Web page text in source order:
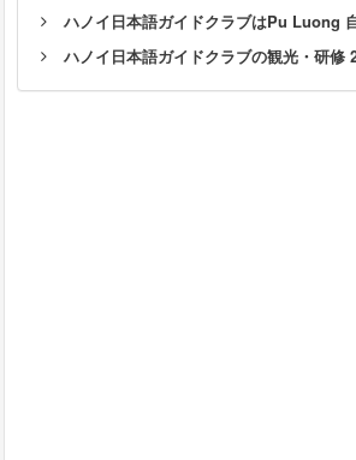
ハノイ日本語ガイドクラブはPu Luong
ハノイ日本語ガイドクラブの観光・研修